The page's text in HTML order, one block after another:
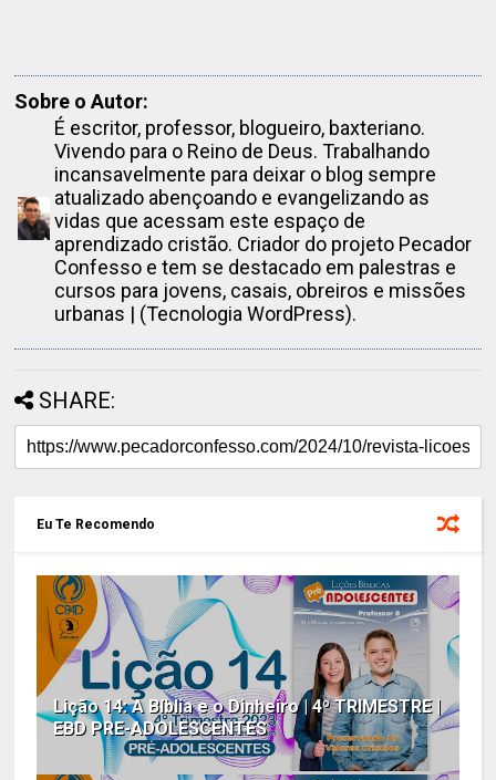
Sobre o Autor:
É escritor, professor, blogueiro, baxteriano.
Vivendo para o Reino de Deus. Trabalhando
incansavelmente para deixar o blog sempre
atualizado abençoando e evangelizando as
vidas que acessam este espaço de
aprendizado cristão. Criador do projeto Pecador
Confesso e tem se destacado em palestras e
cursos para jovens, casais, obreiros e missões
urbanas | (Tecnologia WordPress).
SHARE:
Eu Te Recomendo
Lição 14: A Bíblia e o Dinheiro | 4º TRIMESTRE |
EBD PRE-ADOLESCENTES